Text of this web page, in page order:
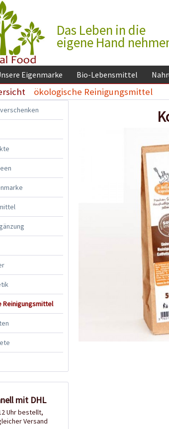
Das Leben in die
eigene Hand
Eigenmarke Bio-Lebensmittel
ökologische Reinigungsmittel
Reinigungsmittel
mit DHL
Uhr bestellt,
Versand